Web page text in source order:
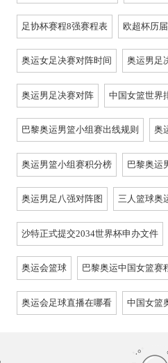
足协杯赛程8强赛程表 欧超杯历
奥运女足决赛对阵时间 奥运男足
奥运男足决赛对阵 中国女篮世界
巴黎奥运男篮小组赛出线规则 奥
奥运男篮小组赛积分榜 巴黎奥运
奥运男足八强对阵图 三人篮球奥
沙特正式提交2034世界杯申办文件
奥运会篮球 巴黎奥运中国女篮赛
奥运会足球直播在哪看 中国女篮